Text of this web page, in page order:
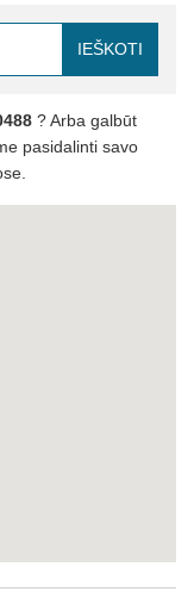
IEŠKOTI
? Arba galbūt
pasidalinti savo